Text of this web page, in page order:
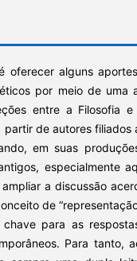
oferecer alguns
por meio de uma
entre a Filosofia
de autores filiados
em suas
especialmente
a discussão
de
para as
Para tanto,